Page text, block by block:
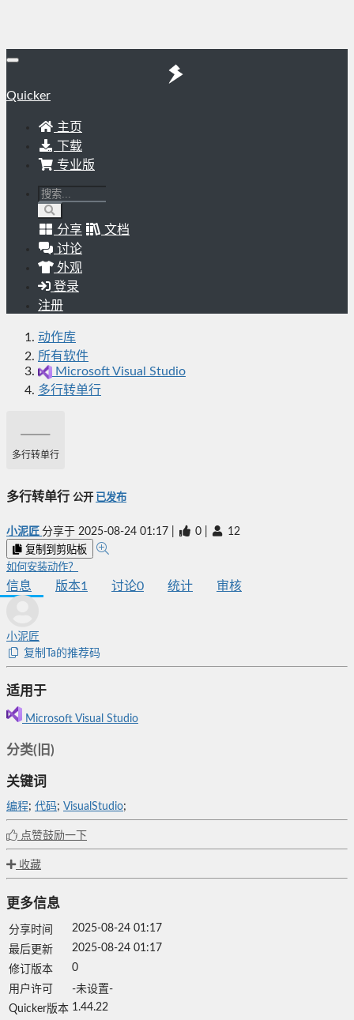
Quicker
主页
下载
专业版
分享
文档
讨论
外观
登录
注册
动作库
所有软件
Microsoft Visual Studio
多行转单行
多行转单行
多行转单行 公开 已发布
小泥匠 分享于 2025-08-24 01:17 0 12
复制到剪贴板
如何安装动作？
信息 版本1 讨论0 统计 审核
小泥匠
复制Ta的推荐码
适用于
Microsoft Visual Studio
分类(旧)
关键词
编程; 代码; VisualStudio;
点赞鼓励一下
收藏
更多信息
分享时间
2025-08-24 01:17
最后更新
2025-08-24 01:17
修订版本
0
用户许可
-未设置-
Quicker版本 1.44.22